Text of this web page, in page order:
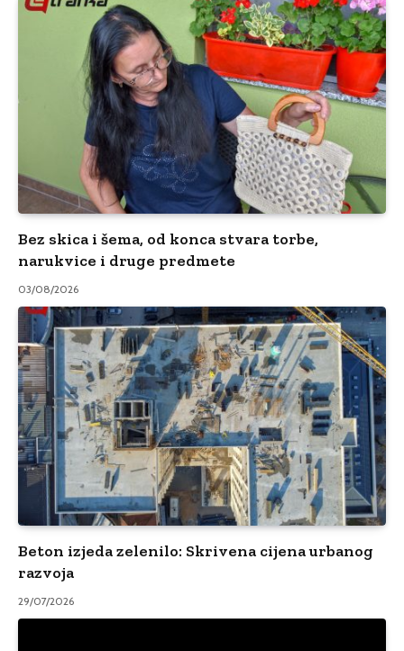
Bez skica i šema, od konca stvara torbe,
narukvice i druge predmete
03/08/2026
Beton izjeda zelenilo: Skrivena cijena urbanog
razvoja
29/07/2026